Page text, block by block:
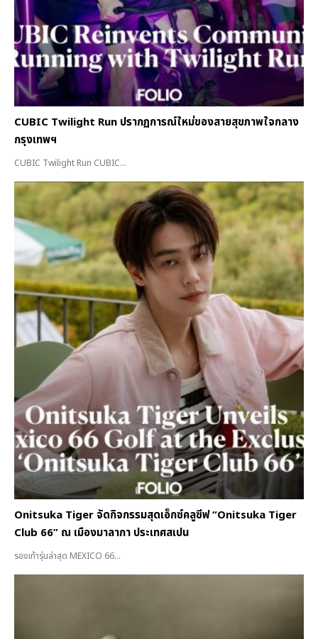
CUBIC Twilight Run ปรากฏการณ์ใหม่ของสายสุขภาพใจกลาง
กรุงเทพฯ
CUBIC Twilight Run CUBIC...
Onitsuka Tiger จัดกิจกรรมสุดเอ็กซ์คลูซีฟ “Onitsuka Tiger
Club 66” ณ เมืองมาลากา ประเทศสเปน
รองเท้ารุ่นล่าสุด MEXICO 66...